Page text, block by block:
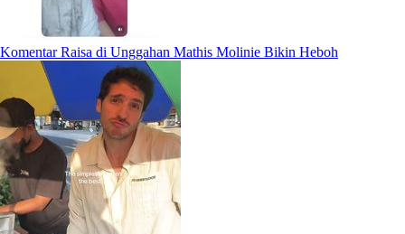
Komentar Raisa di Unggahan Mathis Molinie Bikin Heboh